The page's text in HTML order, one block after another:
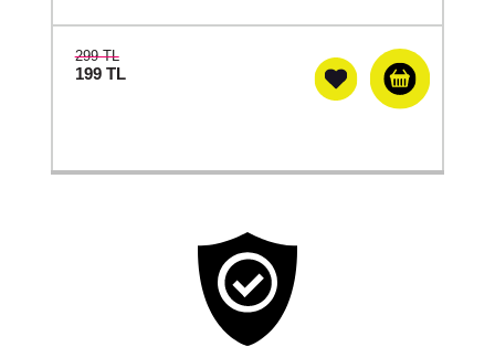
299 TL
199 TL